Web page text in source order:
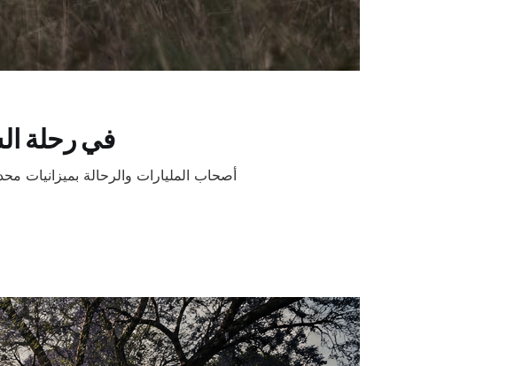
في رحلة
أصحاب المليارات والرحالة بميزانيات